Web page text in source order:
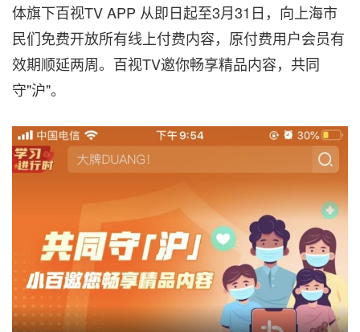
体旗下百视TV APP 从即日起至3月31日，向上海市
民们免费开放所有线上付费内容，原付费用户会员有
效期顺延两周。百视TV邀你畅享精品内容，共同
守"沪"。